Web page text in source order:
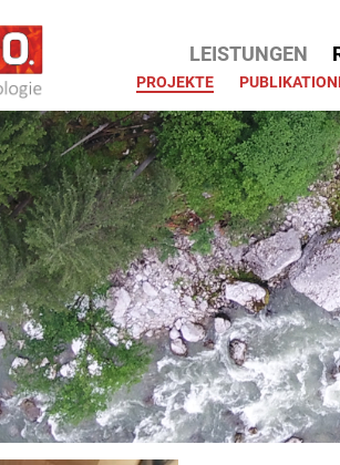
LEISTUNGEN
PROJEKTE